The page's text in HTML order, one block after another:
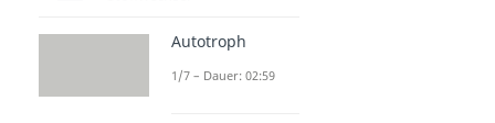
Autotroph
1/7 – Dauer: 02:59